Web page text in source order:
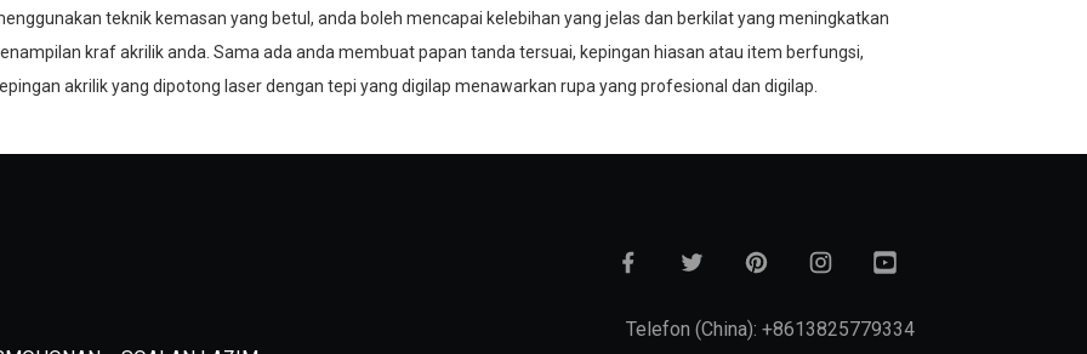
teknik kemasan yang betul, anda boleh mencapai kelebihan yang jelas dan berkilat yang meningkatkan
kraf akrilik anda. Sama ada anda membuat papan tanda tersuai, kepingan hiasan atau item berfungsi,
akrilik yang dipotong laser dengan tepi yang digilap menawarkan rupa yang profesional dan digilap.
Telefon (China): +8613825779334